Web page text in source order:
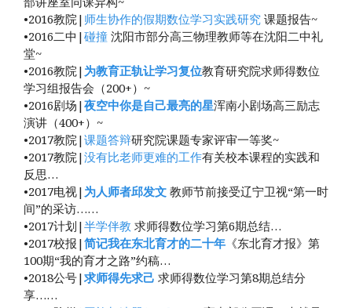
•2016教院| 师生协作的假期数位学习实践研究 课题报告~
•2016二中|碰撞 沈阳市部分高三物理教师等在沈阳二中礼
堂~
•2016教院| 为教育正轨让学习复位教育研究院求师得数位
学习组报告会（200+）~
•2016剧场|夜空中你是自己最亮的星浑南小剧场高三励志
演讲（400+）~
•2017教院|课题答辩研究院课题专家评审一等奖~
•2017教院|没有比老师更难的工作有关校本课程的实践和
反思…
•2017电视| 为人师者邱发文 教师节前接受辽宁卫视“第一时
间”的采访……
•2017计划|半学伴教 求师得数位学习第6期总结…
•2017校报|简记我在东北育才的二十年 《东北育才报》第
100期“我的育才之路”约稿…
•2018公号|求师得先求己 求师得数位学习第8期总结分
享……